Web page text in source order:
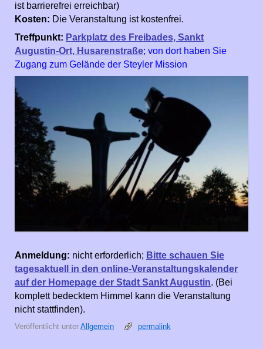
ist barrierefrei erreichbar)
Kosten: Die Veranstaltung ist kostenfrei.
Treffpunkt: Parkplatz des Freibades, Sankt
Augustin-Ort, Husarenstraße; von dort haben Sie
Zugang zum Gelände der Steyler Mission
Anmeldung: nicht erforderlich; Bitte schauen Sie
tagesaktuell in den online-Veranstaltungskalender
auf der Homepage der Stadt Sankt Augustin. (Bei
komplett bedecktem Himmel kann die Veranstaltung
nicht stattfinden).
Veröffentlicht unter Allgemein permalink